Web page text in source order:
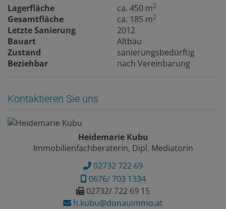
Lagerfläche ca. 450 m2
Gesamtfläche ca. 185 m2
Letzte Sanierung
2012
Bauart
Altbau
Zustand
sanierungsbedürftig
Beziehbar
nach Vereinbarung
Kontaktieren Sie uns
Heidemarie Kubu
Immobilienfachberaterin, Dipl. Mediatorin
02732 722 69
0676/ 703 1334
02732/ 722 69 15
h.kubu@donauimmo.at